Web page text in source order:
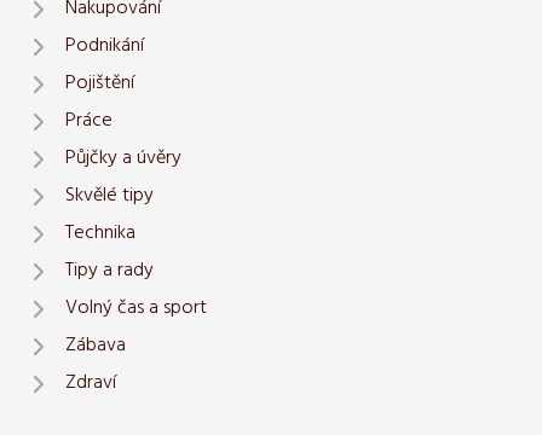
Nakupování
Podnikání
Pojištění
Práce
Půjčky a úvěry
Skvělé tipy
Technika
Tipy a rady
Volný čas a sport
Zábava
Zdraví